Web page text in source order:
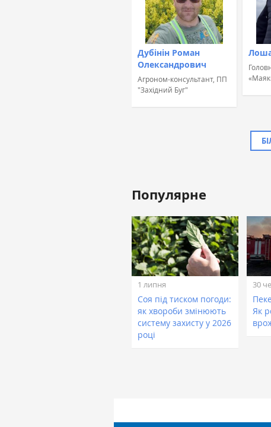
Дубінін Роман
Олександрович
Агроном-консультант, ПП
"Західний Буг"
Жовтан Назар
Лінійний агроном, ТОВ
«ТАС Агро Захід» (ТАС
Агро)
Популярне
1 липня
Соя під тиском погоди:
як хвороби змінюють
систему захисту у 2026
році
30
Як